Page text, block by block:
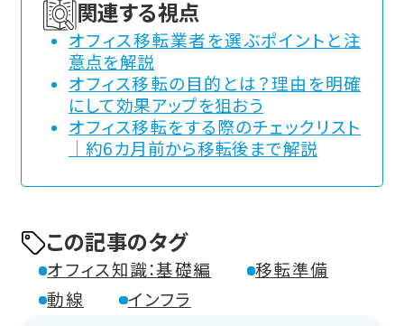
関連する視点
オフィス移転業者を選ぶポイントと注
意点を解説
オフィス移転の目的とは？理由を明確
にして効果アップを狙おう
オフィス移転をする際のチェックリスト
｜約6カ月前から移転後まで解説
この記事のタグ
オフィス知識：基礎編
移転準備
動線
インフラ